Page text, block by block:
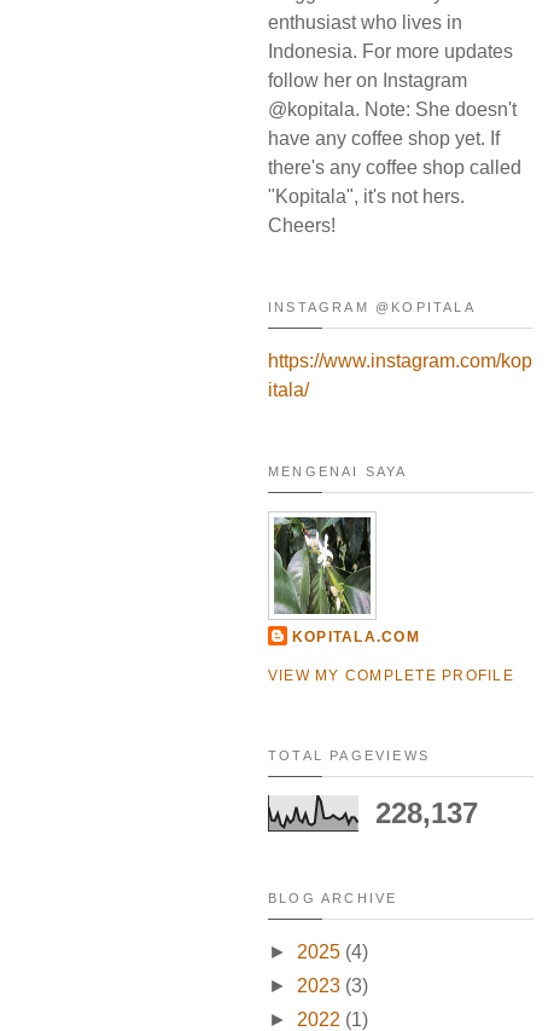
enthusiast who lives in
Indonesia. For more updates
follow her on Instagram
@kopitala. Note: She doesn't
have any coffee shop yet. If
there's any coffee shop called
"Kopitala", it's not hers.
Cheers!
INSTAGRAM @KOPITALA
https://www.instagram.com/kop
itala/
MENGENAI SAYA
KOPITALA.COM
VIEW MY COMPLETE PROFILE
TOTAL PAGEVIEWS
228,137
BLOG ARCHIVE
► 2025 (4)
► 2023 (3)
► 2022 (1)